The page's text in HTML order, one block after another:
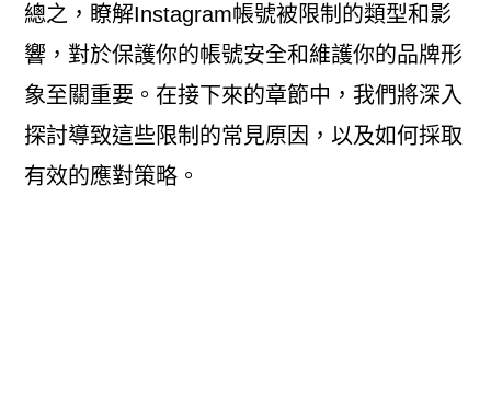
總之，瞭解Instagram帳號被限制的類型和影
響，對於保護你的帳號安全和維護你的品牌形
象至關重要。在接下來的章節中，我們將深入
探討導致這些限制的常見原因，以及如何採取
有效的應對策略。